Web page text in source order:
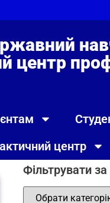
центр
центр
Фільтрувати